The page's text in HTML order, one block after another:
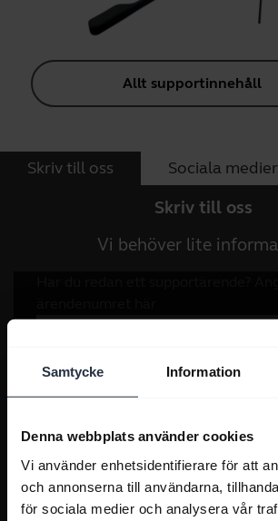
Samtycke Information
Denna webbplats använder cookies
Vi använder enhetsidentifierare för att
och annonserna till användarna,
för sociala medier och analysera vår
Allt supportinnehåll
Skriv till oss Sociala medier
Skriv till oss
Vi behöver lite